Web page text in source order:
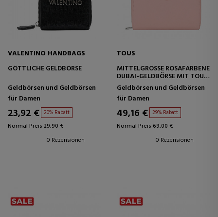
VALENTINO HANDBAGS
GÖTTLICHE GELDBÖRSE
Geldbörsen und Geldbörsen
für Damen
23,92 € 20% Rabatt
Normal Preis 29,90 €
0 Rezensionen
TOUS
MITTELGROSSE ROSAFARBENE D
UBAI-GELDBÖRSE MIT TOUS-V
ERSCHLUSS
Geldbörsen und Geldbörsen
für Damen
49,16 € 29% Rabatt
Normal Preis 69,00 €
0 Rezensionen